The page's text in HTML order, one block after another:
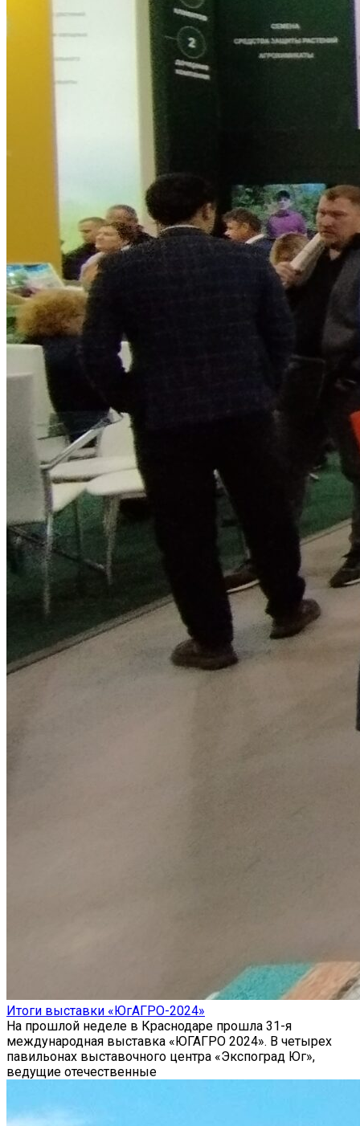
Итоги выставки «ЮгАГРО-2024»
На прошлой неделе в Краснодаре прошла 31-я
международная выставка «ЮГАГРО 2024». В четырех
павильонах выставочного центра «Экспоград Юг»,
ведущие отечественные